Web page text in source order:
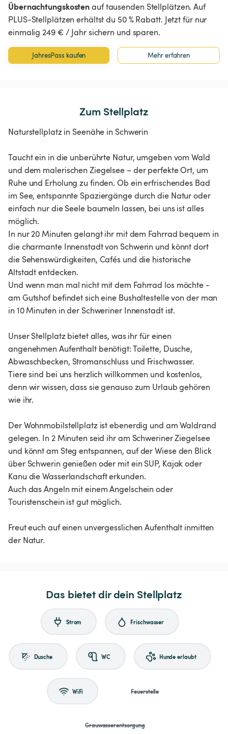
Übernachtungskostenauf tausenden Stellplätzen. Auf
PLUS-Stellplätzen erhältst du 50 % Rabatt. Jetzt für nur
einmalig 249 € / Jahr sichern und sparen.
JahresPass kaufen Mehr erfahren
Zum Stellplatz
Naturstellplatz in Seenähe in Schwerin
Taucht ein in die unberührte Natur, umgeben vom Wald
und dem malerischen Ziegelsee – der perfekte Ort, um
Ruhe und Erholung zu finden. Ob ein erfrischendes Bad
im See, entspannte Spaziergänge durch die Natur oder
einfach nur die Seele baumeln lassen, bei uns ist alles
möglich.
In nur 20 Minuten gelangt ihr mit dem Fahrrad bequem in
die charmante Innenstadt von Schwerin und könnt dort
die Sehenswürdigkeiten, Cafés und die historische
Altstadt entdecken.
Und wenn man mal nicht mit dem Fahrrad los möchte -
am Gutshof befindet sich eine Bushaltestelle von der man
in 10 Minuten in der Schweriner Innenstadt ist.
Unser Stellplatz bietet alles, was ihr für einen
angenehmen Aufenthalt benötigt: Toilette, Dusche,
Abwaschbecken, Stromanschluss und Frischwasser.
Tiere sind bei uns herzlich willkommen und kostenlos,
denn wir wissen, dass sie genauso zum Urlaub gehören
wie ihr.
Der Wohnmobilstellplatz ist ebenerdig und am Waldrand
gelegen. In 2 Minuten seid ihr am Schweriner Ziegelsee
und könnt am Steg entspannen, auf der Wiese den Blick
über Schwerin genießen oder mit ein SUP, Kajak oder
Kanu die Wasserlandschaft erkunden.
Auch das Angeln mit einem Angelschein oder
Touristenschein ist gut möglich.
Freut euch auf einen unvergesslichen Aufenthalt inmitten
der Natur.
Das bietet dir dein Stellplatz
Strom Frischwasser
Dusche WC Hunde erlaubt
WiFi Feuerstelle
Grauwasserentsorgung